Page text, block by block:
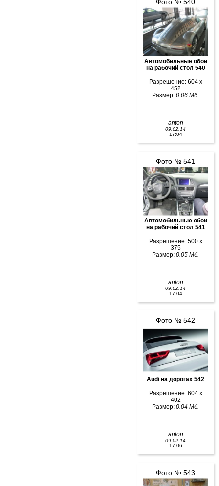
Фото № 540
Автомобильные обои
на рабочий стол 540
Разрешение: 604 x
452
Размер: 0.06 Мб.
anton
09.02.14
17:04
Фото № 541
Автомобильные обои
на рабочий стол 541
Разрешение: 500 x
375
Размер: 0.05 Мб.
anton
09.02.14
17:04
Фото № 542
Audi на дорогах 542
Разрешение: 604 x
402
Размер: 0.04 Мб.
anton
09.02.14
17:06
Фото № 543